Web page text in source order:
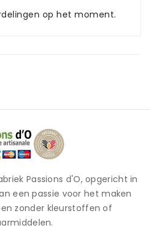
op het moment.
Passions d'O, opgericht in
een passie voor het maken
zonder kleurstoffen of